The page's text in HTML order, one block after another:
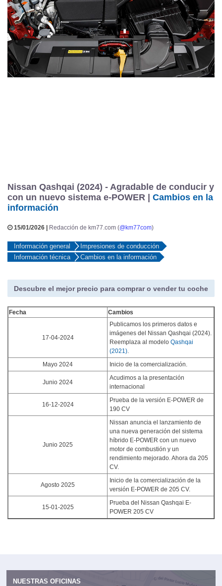
Nissan Qashqai (2024) - Agradable de conducir y
con un nuevo sistema e-POWER | Cambios en la
información
15/01/2026 | Redacción de km77.com (@km77com)
Información general
Impresiones de conducción
Información técnica
Cambios en la información
Descubre el mejor precio para comprar o vender tu coche
Fecha Cambios
17-04-2024
Publicamos los primeros datos e
imágenes del Nissan Qashqai (2024).
Reemplaza al modelo Qashqai
(2021).
Mayo 2024
Inicio de la comercialización.
Junio 2024
Acudimos a la presentación
internacional
16-12-2024
Prueba de la versión E-POWER de
190 CV
Junio 2025
Nissan anuncia el lanzamiento de
una nueva generación del sistema
híbrido E-POWER con un nuevo
motor de combustión y un
rendimiento mejorado. Ahora da 205
CV.
Agosto 2025
Inicio de la comercialización de la
versión E-POWER de 205 CV.
15-01-2025
Prueba del Nissan Qashqai E-
POWER 205 CV
NUESTRAS OFICINAS